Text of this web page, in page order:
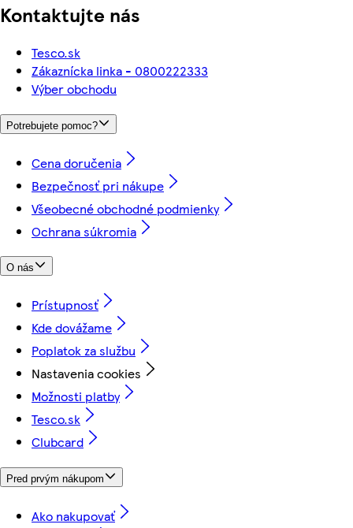
Kontaktujte nás
Tesco.sk
Zákaznícka linka - 0800222333
Výber obchodu
Potrebujete pomoc?
Cena doručenia
Bezpečnosť pri nákupe
Všeobecné obchodné podmienky
Ochrana súkromia
O nás
Prístupnosť
Kde dovážame
Poplatok za službu
Nastavenia cookies
Možnosti platby
Tesco.sk
Clubcard
Pred prvým nákupom
Ako nakupovať